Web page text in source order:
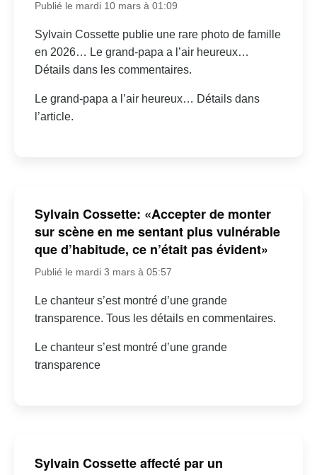
Publié le mardi 10 mars à 01:09
Sylvain Cossette publie une rare photo de famille
en 2026… Le grand-papa a l’air heureux…
Détails dans les commentaires.
Le grand-papa a l’air heureux… Détails dans
l’article.
Sylvain Cossette: «Accepter de monter
sur scène en me sentant plus vulnérable
que d’habitude, ce n’était pas évident»
Publié le mardi 3 mars à 05:57
Le chanteur s’est montré d’une grande
transparence. Tous les détails en commentaires.
Le chanteur s’est montré d’une grande
transparence
Sylvain Cossette affecté par un